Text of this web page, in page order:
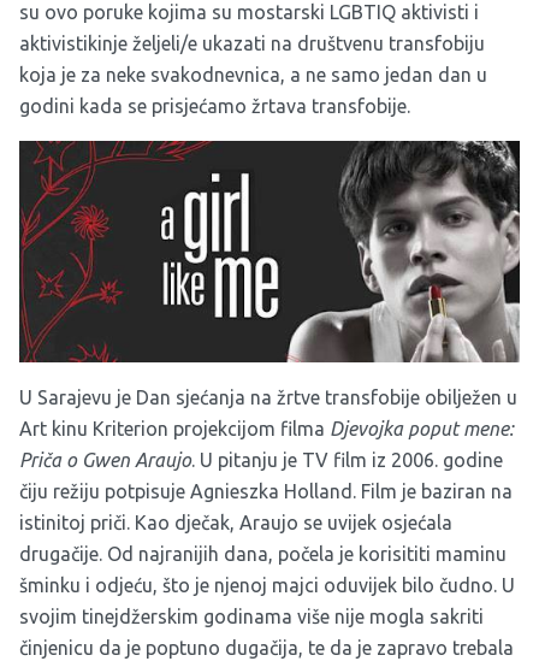
su ovo poruke kojima su mostarski LGBTIQ aktivisti i
aktivistikinje željeli/e ukazati na društvenu transfobiju
koja je za neke svakodnevnica, a ne samo jedan dan u
godini kada se prisjećamo žrtava transfobije.
U Sarajevu je Dan sjećanja na žrtve transfobije obilježen u
Art kinu Kriterion projekcijom filma Djevojka poput mene:
Priča o Gwen Araujo. U pitanju je TV film iz 2006. godine
čiju režiju potpisuje Agnieszka Holland. Film je baziran na
istinitoj priči. Kao dječak, Araujo se uvijek osjećala
drugačije. Od najranijih dana, počela je korisititi maminu
šminku i odjeću, što je njenoj majci oduvijek bilo čudno. U
svojim tinejdžerskim godinama više nije mogla sakriti
činjenicu da je poptuno dugačija, te da je zapravo trebala